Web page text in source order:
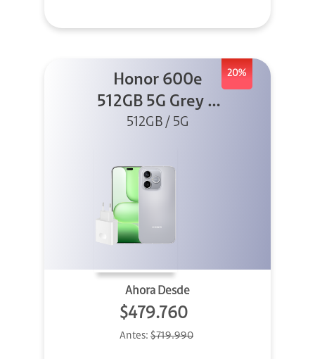
20%
Honor 600e
512GB 5G Grey +
45W
512GB / 5G
Ahora Desde
$479.760
Antes: $719.990